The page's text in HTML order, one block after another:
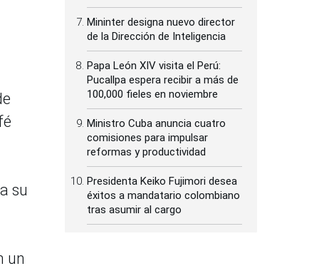
su
un
Mininter designa nuevo director
de la Dirección de Inteligencia
Papa León XIV visita el Perú:
Pucallpa espera recibir a más de
100,000 fieles en noviembre
Ministro Cuba anuncia cuatro
comisiones para impulsar
reformas y productividad
Presidenta Keiko Fujimori desea
éxitos a mandatario colombiano
tras asumir al cargo